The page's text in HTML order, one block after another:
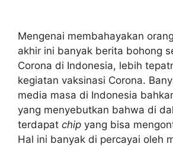
Mengenai membahayakan
akhir ini banyak berita bohong
Corona di Indonesia, lebih
kegiatan vaksinasi Corona.
media masa di Indonesia
yang menyebutkan bahwa di
terdapat chip yang bisa
Hal ini banyak di percayai oleh